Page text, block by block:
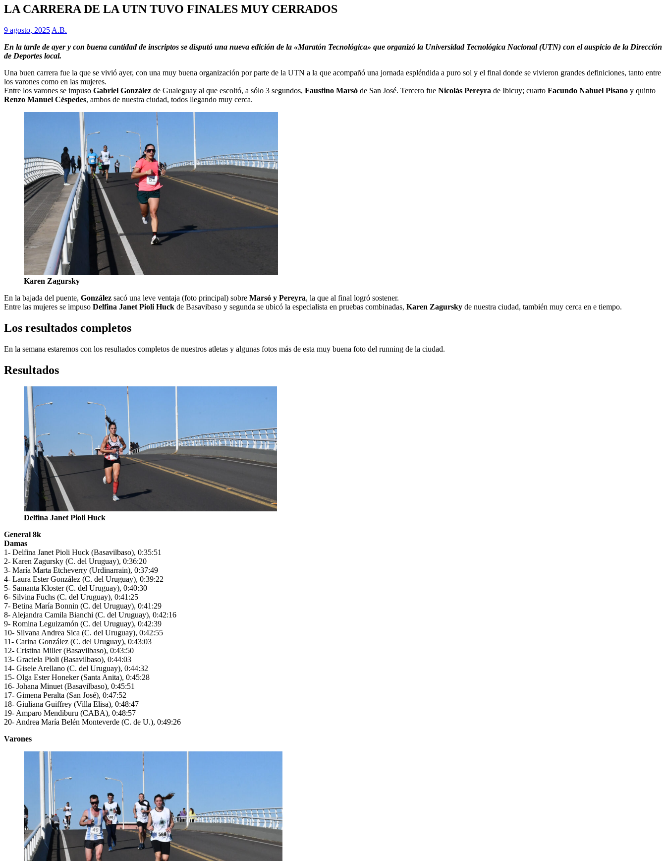
LA CARRERA DE LA UTN TUVO FINALES MUY CERRADOS
9 agosto, 2025 A.B.
En la tarde de ayer y con buena cantidad de inscriptos se disputó una nueva edición de la «Maratón Tecnológica» que organizó la Universidad Tecnológica Nacional (UTN) con el auspicio de la Dirección
de Deportes local.
Una buen carrera fue la que se vivió ayer, con una muy buena organización por parte de la UTN a la que acompañó una jornada espléndida a puro sol y el final donde se vivieron grandes definiciones, tanto entre
los varones como en las mujeres.
Entre los varones se impuso Gabriel González de Gualeguay al que escoltó, a sólo 3 segundos, Faustino Marsó de San José. Tercero fue Nicolás Pereyra de Ibicuy; cuarto Facundo Nahuel Pisano y quinto
Renzo Manuel Céspedes, ambos de nuestra ciudad, todos llegando muy cerca.
Karen Zagursky
En la bajada del puente, González sacó una leve ventaja (foto principal) sobre Marsó y Pereyra, la que al final logró sostener.
Entre las mujeres se impuso Delfina Janet Pioli Huck de Basavibaso y segunda se ubicó la especialista en pruebas combinadas, Karen Zagursky de nuestra ciudad, también muy cerca en e tiempo.
Los resultados completos
En la semana estaremos con los resultados completos de nuestros atletas y algunas fotos más de esta muy buena foto del running de la ciudad.
Resultados
Delfina Janet Pioli Huck
General 8k
Damas
1- Delfina Janet Pioli Huck (Basavilbaso), 0:35:51
2- Karen Zagursky (C. del Uruguay), 0:36:20
3- María Marta Etcheverry (Urdinarrain), 0:37:49
4- Laura Ester González (C. del Uruguay), 0:39:22
5- Samanta Kloster (C. del Uruguay), 0:40:30
6- Silvina Fuchs (C. del Uruguay), 0:41:25
7- Betina María Bonnin (C. del Uruguay), 0:41:29
8- Alejandra Camila Bianchi (C. del Uruguay), 0:42:16
9- Romina Leguizamón (C. del Uruguay), 0:42:39
10- Silvana Andrea Sica (C. del Uruguay), 0:42:55
11- Carina González (C. del Uruguay), 0:43:03
12- Cristina Miller (Basavilbaso), 0:43:50
13- Graciela Pioli (Basavilbaso), 0:44:03
14- Gisele Arellano (C. del Uruguay), 0:44:32
15- Olga Ester Honeker (Santa Anita), 0:45:28
16- Johana Minuet (Basavilbaso), 0:45:51
17- Gimena Peralta (San José), 0:47:52
18- Giuliana Guiffrey (Villa Elisa), 0:48:47
19- Amparo Mendiburu (CABA), 0:48:57
20- Andrea María Belén Monteverde (C. de U.), 0:49:26
Varones